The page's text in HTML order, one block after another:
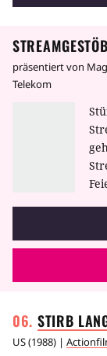
präsentiert von
Telekom
STIRB
US(1988) |